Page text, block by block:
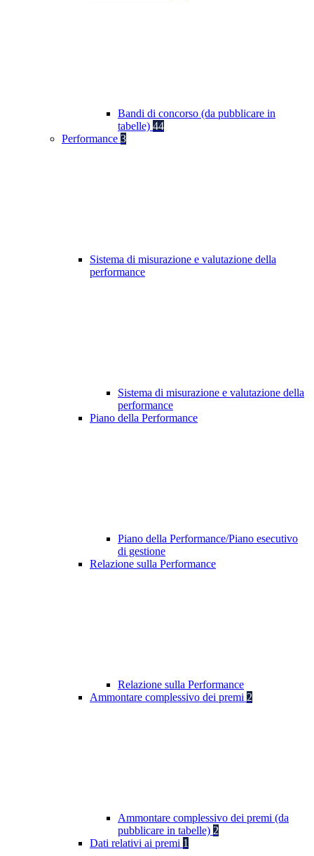
Bandi di concorso (da pubblicare in
tabelle) 44
Performance 3
Sistema di misurazione e valutazione della
performance
Sistema di misurazione e valutazione della
performance
Piano della Performance
Piano della Performance/Piano esecutivo
di gestione
Relazione sulla Performance
Relazione sulla Performance
Ammontare complessivo dei premi 2
Ammontare complessivo dei premi (da
pubblicare in tabelle) 2
Dati relativi ai premi 1